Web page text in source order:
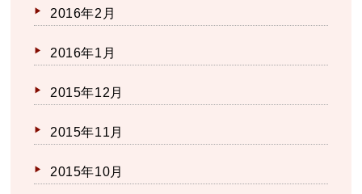
2016年2月
2016年1月
2015年12月
2015年11月
2015年10月